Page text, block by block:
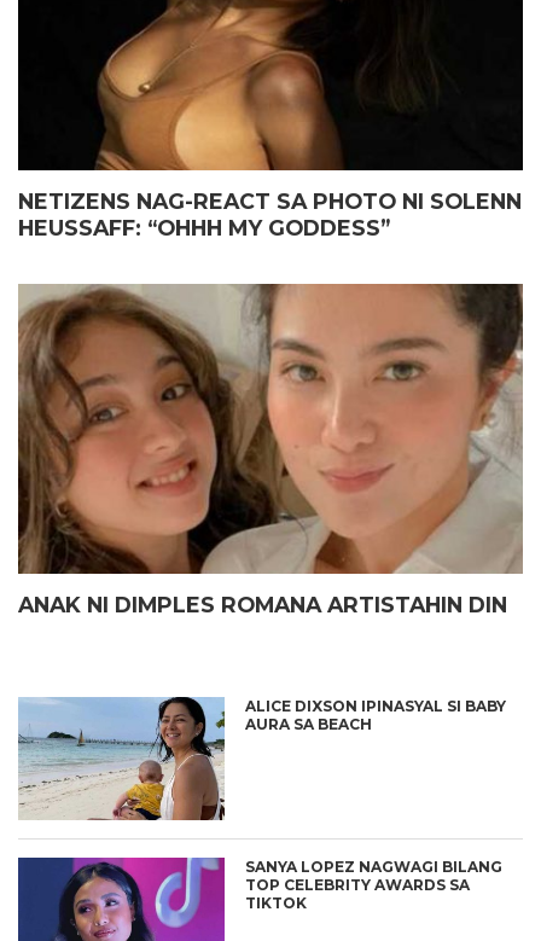
NETIZENS NAG-REACT SA PHOTO NI SOLENN
HEUSSAFF: “OHHH MY GODDESS”
ANAK NI DIMPLES ROMANA ARTISTAHIN DIN
ALICE DIXSON IPINASYAL SI BABY
AURA SA BEACH
SANYA LOPEZ NAGWAGI BILANG
TOP CELEBRITY AWARDS SA
TIKTOK